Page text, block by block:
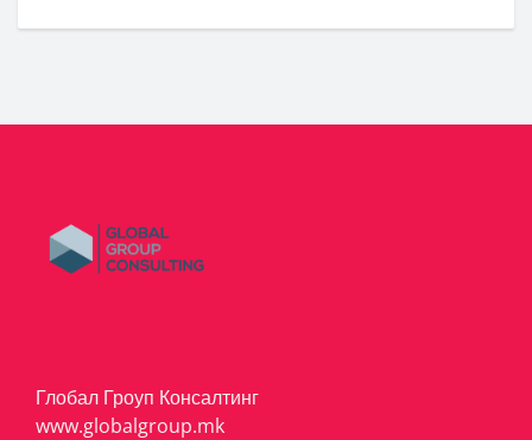
Глобал Гроуп Консалтинг
www.globalgroup.mk